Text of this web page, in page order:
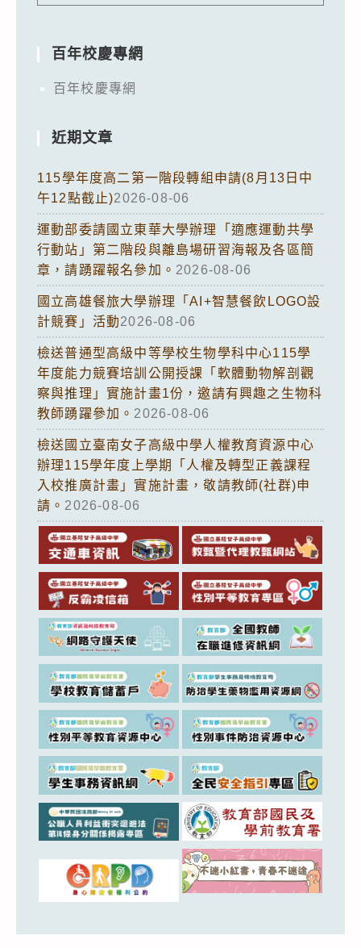
百年校慶專網
百年校慶專網
近期文章
115學年度高二第一階段轉組申請(8月13日中
午12點截止)2026-08-06
運動部委請國立東華大學辦理「適應運動共學
行動站」第二階段與離島場研習海報及各區簡
章，請踴躍報名參加。 2026-08-06
國立高雄餐旅大學辦理「AI+智慧餐飲LOGO設
計競賽」活動2026-08-06
檢送普通型高級中等學校生物學科中心115學
年度能力競賽培訓公開授課「軟體動物解剖觀
察與推理」實施計畫1份，邀請有興趣之生物科
教師踴躍參加。 2026-08-06
檢送國立臺南女子高級中學人權教育資源中心
辦理115學年度上學期「人權及轉型正義課程
入校推廣計畫」實施計畫，敬請教師(社群)申
請。 2026-08-06